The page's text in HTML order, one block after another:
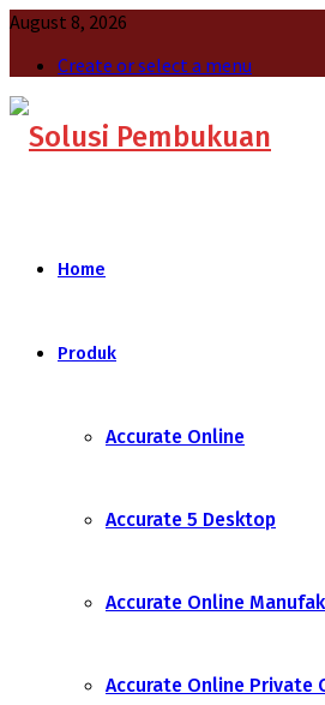
August 8, 2026
Create or select a menu
Home
Produk
Accurate Online
Accurate 5 Desktop
Accurate Online
Accurate Online Private